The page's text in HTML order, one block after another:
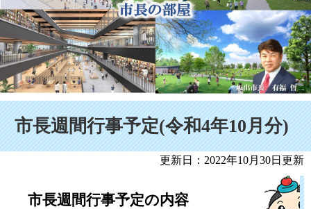
市長週間行事予定(令和4年10月分)
更新日：2022年10月30日更新
市長週間行事予定の内容